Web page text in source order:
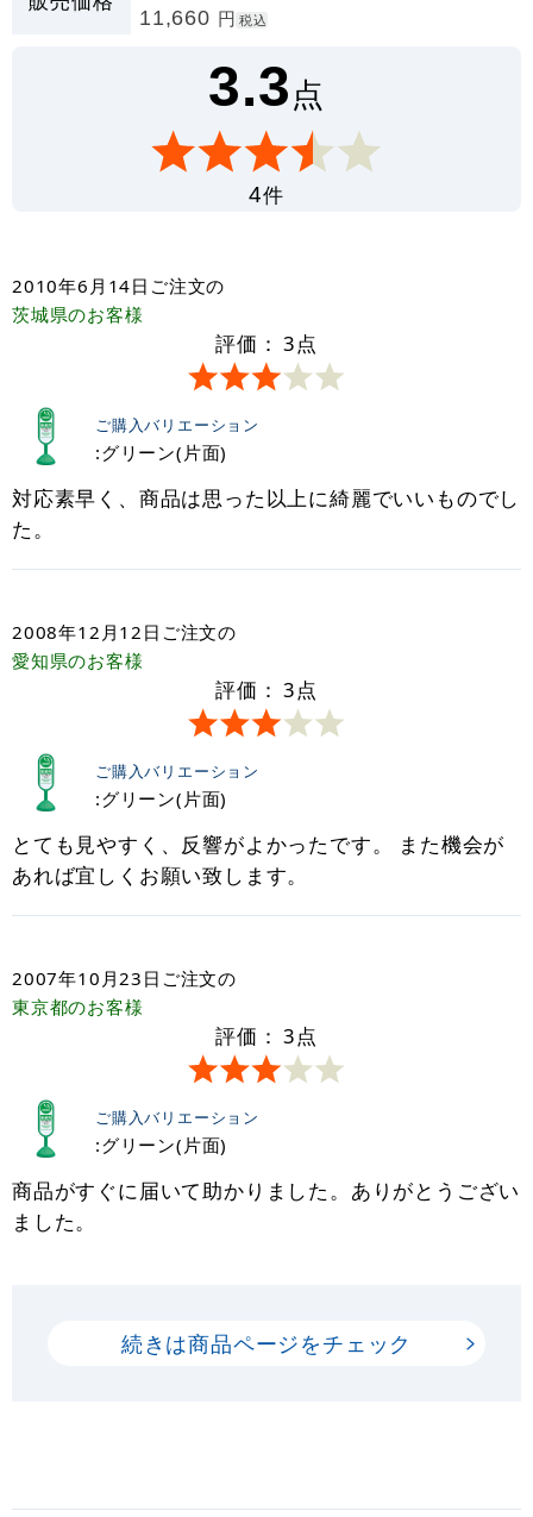
11,660 円 税込
3.3点
4件
2010年6月14日 ご注文の
茨城県のお客様
評価： 3点
ご購入バリエーション
:グリーン(片面)
対応素早く、商品は思った以上に綺麗でいいものでし
た。
2008年12月12日 ご注文の
愛知県のお客様
評価： 3点
ご購入バリエーション
:グリーン(片面)
とても見やすく、反響がよかったです。 また機会が
あれば宜しくお願い致します。
2007年10月23日 ご注文の
東京都のお客様
評価： 3点
ご購入バリエーション
:グリーン(片面)
商品がすぐに届いて助かりました。ありがとうござい
ました。
続きは商品ページをチェック